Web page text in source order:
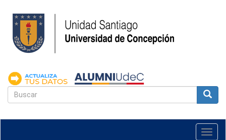
contenido
principal
FORMULARIO